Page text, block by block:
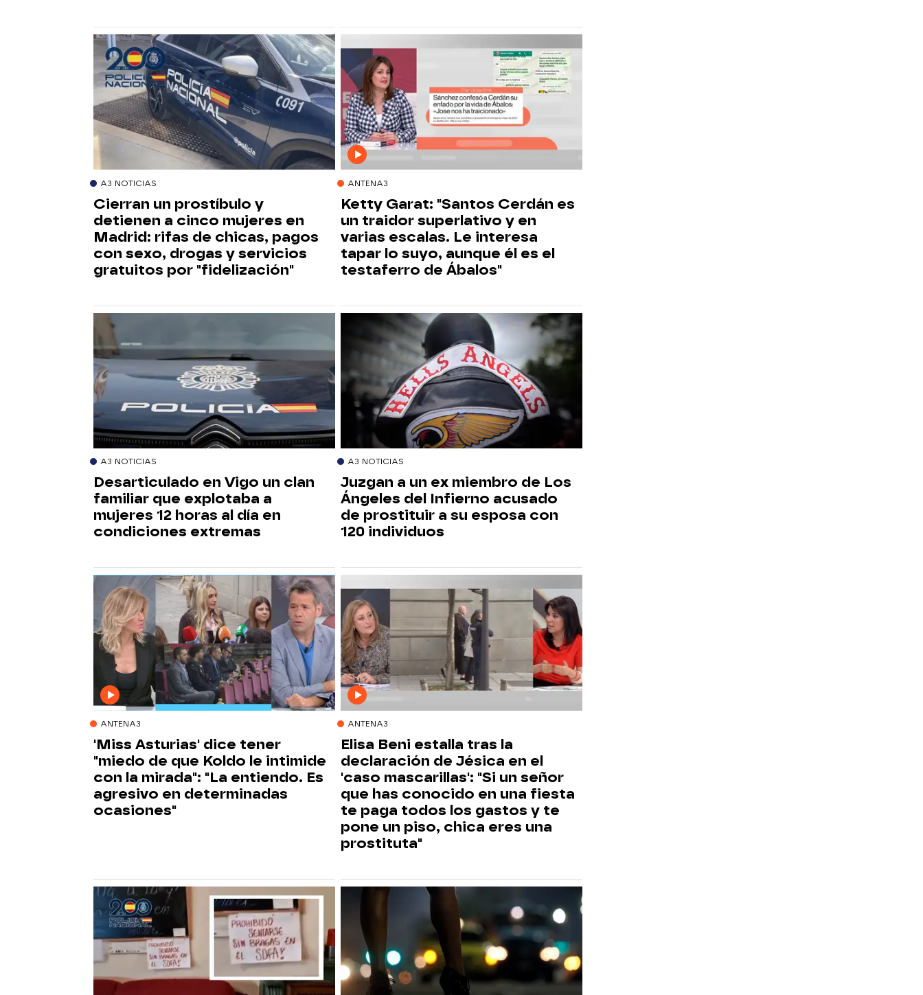
A3 NOTICIAS
Cierran un prostíbulo y
detienen a cinco mujeres en
Madrid: rifas de chicas, pagos
con sexo, drogas y servicios
gratuitos por "fidelización"
ANTENA3
Ketty Garat: "Santos Cerdán es
un traidor superlativo y en
varias escalas. Le interesa
tapar lo suyo, aunque él es el
testaferro de Ábalos"
A3 NOTICIAS
Desarticulado en Vigo un clan
familiar que explotaba a
mujeres 12 horas al día en
condiciones extremas
A3 NOTICIAS
Juzgan a un ex miembro de Los
Ángeles del Infierno acusado
de prostituir a su esposa con
120 individuos
ANTENA3
'Miss Asturias' dice tener
"miedo de que Koldo le intimide
con la mirada": "La entiendo. Es
agresivo en determinadas
ocasiones"
ANTENA3
Elisa Beni estalla tras la
declaración de Jésica en el
'caso mascarillas': "Si un señor
que has conocido en una fiesta
te paga todos los gastos y te
pone un piso, chica eres una
prostituta"